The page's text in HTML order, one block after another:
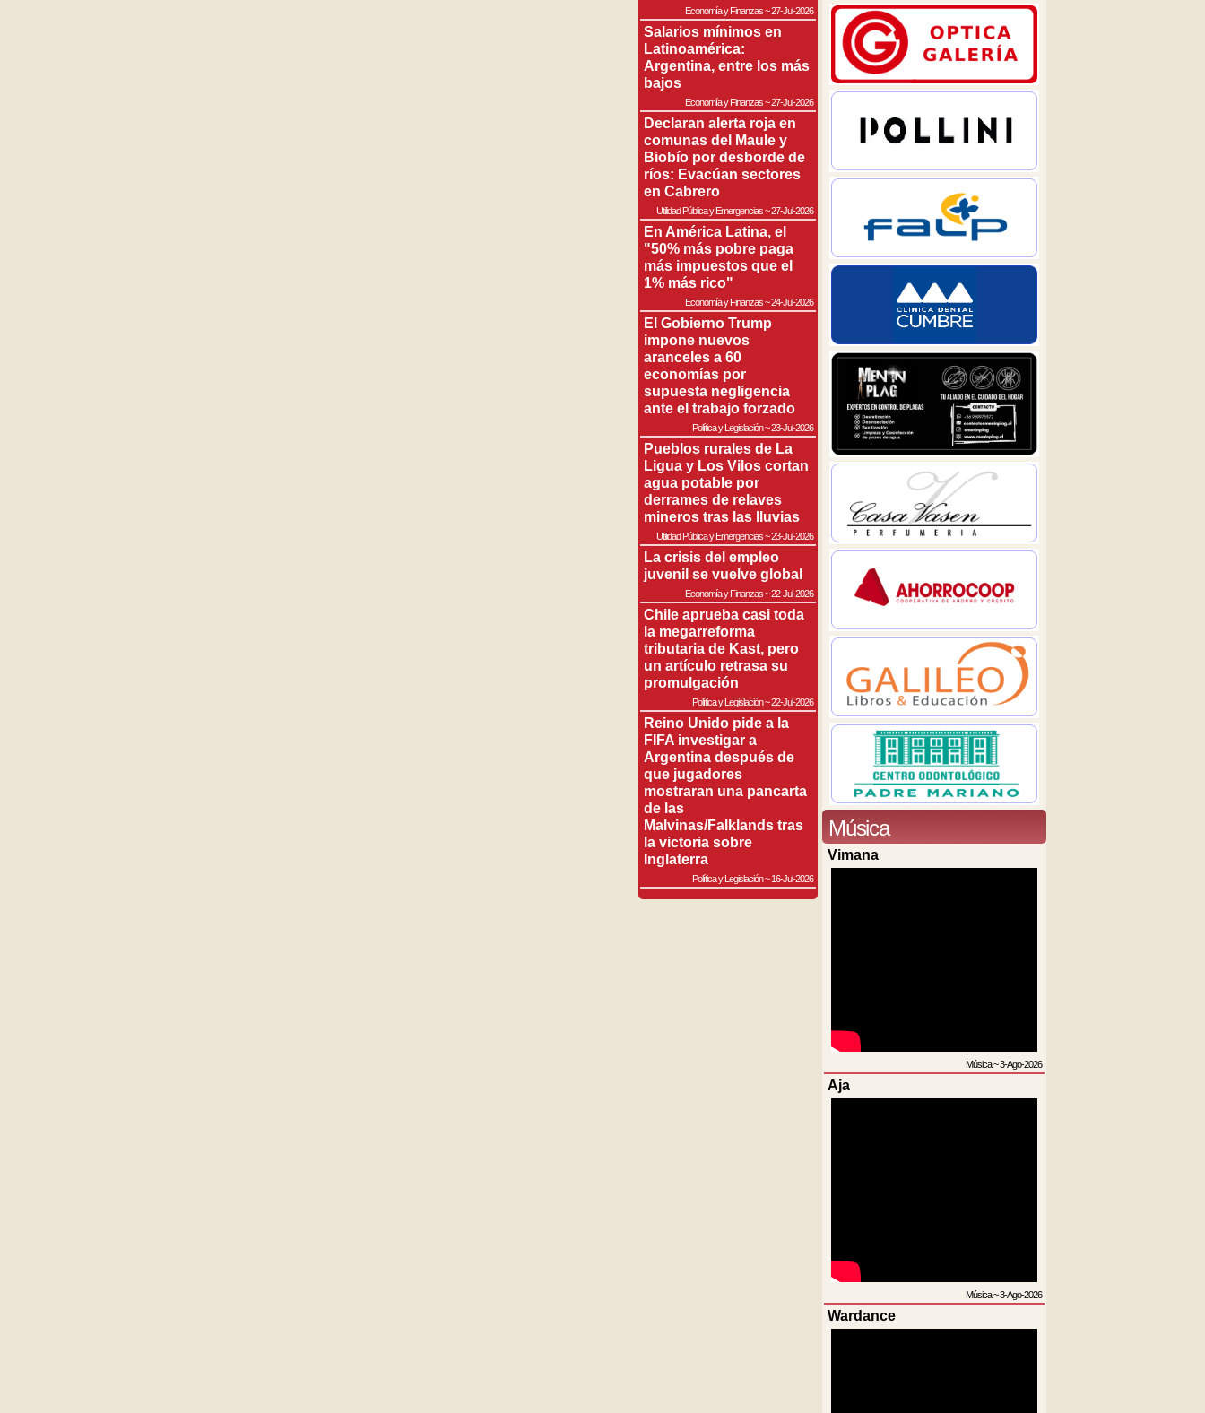
Economía y Finanzas~27-Jul-2026
Salarios mínimos en
Latinoamérica:
Argentina, entre los más
bajos
Economía y Finanzas~27-Jul-2026
Declaran alerta roja en
comunas del Maule y
Biobío por desborde de
ríos: Evacúan sectores
en Cabrero
Utilidad Pública y Emergencias~27-Jul-2026
En América Latina, el
"50% más pobre paga
más impuestos que el
1% más rico"
Economía y Finanzas~24-Jul-2026
El Gobierno Trump
impone nuevos
aranceles a 60
economías por
supuesta negligencia
ante el trabajo forzado
Política y Legislación~23-Jul-2026
Pueblos rurales de La
Ligua y Los Vilos cortan
agua potable por
derrames de relaves
mineros tras las lluvias
Utilidad Pública y Emergencias~23-Jul-2026
La crisis del empleo
juvenil se vuelve global
Economía y Finanzas~22-Jul-2026
Chile aprueba casi toda
la megarreforma
tributaria de Kast, pero
un artículo retrasa su
promulgación
Política y Legislación~22-Jul-2026
Reino Unido pide a la
FIFA investigar a
Argentina después de
que jugadores
mostraran una pancarta
de las
Malvinas/Falklands tras
la victoria sobre
Inglaterra
Política y Legislación~16-Jul-2026
Música
Vimana
Música~3-Ago-2026
Aja
Música~3-Ago-2026
Wardance